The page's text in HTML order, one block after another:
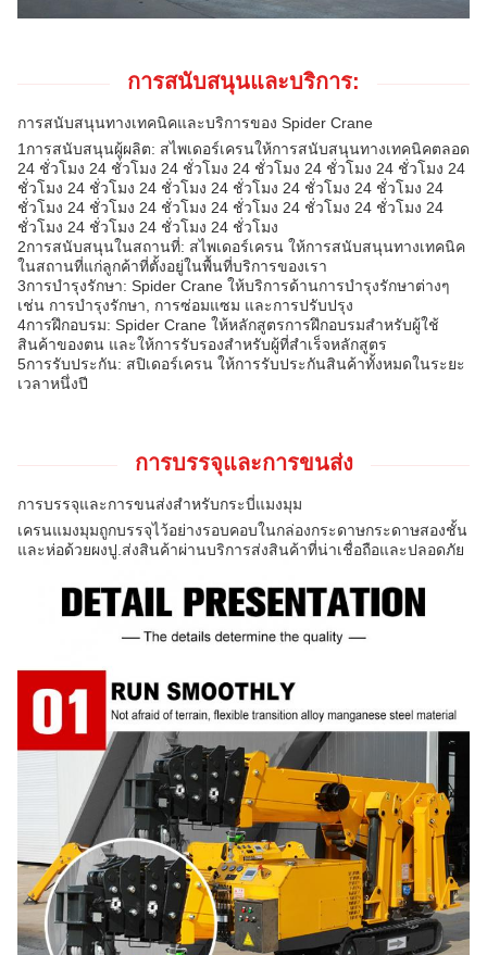
การสนับสนุนและบริการ:
การสนับสนุนทางเทคนิคและบริการของ Spider Crane
1การสนับสนุนผู้ผลิต: สไพเดอร์เครนให้การสนับสนุนทางเทคนิคตลอด
24 ชั่วโมง 24 ชั่วโมง 24 ชั่วโมง 24 ชั่วโมง 24 ชั่วโมง 24 ชั่วโมง 24
ชั่วโมง 24 ชั่วโมง 24 ชั่วโมง 24 ชั่วโมง 24 ชั่วโมง 24 ชั่วโมง 24
ชั่วโมง 24 ชั่วโมง 24 ชั่วโมง 24 ชั่วโมง 24 ชั่วโมง 24 ชั่วโมง 24
ชั่วโมง 24 ชั่วโมง 24 ชั่วโมง 24 ชั่วโมง
2การสนับสนุนในสถานที่: สไพเดอร์เครน ให้การสนับสนุนทางเทคนิค
ในสถานที่แก่ลูกค้าที่ตั้งอยู่ในพื้นที่บริการของเรา
3การบํารุงรักษา: Spider Crane ให้บริการด้านการบํารุงรักษาต่างๆ
เช่น การบํารุงรักษา, การซ่อมแซม และการปรับปรุง
4การฝึกอบรม: Spider Crane ให้หลักสูตรการฝึกอบรมสําหรับผู้ใช้
สินค้าของตน และให้การรับรองสําหรับผู้ที่สําเร็จหลักสูตร
5การรับประกัน: สปิเดอร์เครน ให้การรับประกันสินค้าทั้งหมดในระยะ
เวลาหนึ่งปี
การบรรจุและการขนส่ง
การบรรจุและการขนส่งสําหรับกระบี่แมงมุม
เครนแมงมุมถูกบรรจุไว้อย่างรอบคอบในกล่องกระดาษกระดาษสองชั้น
และห่อด้วยผงปู.ส่งสินค้าผ่านบริการส่งสินค้าที่น่าเชื่อถือและปลอดภัย